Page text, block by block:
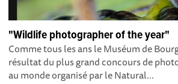
"Wildlife photographer of the year"
Comme tous les ans le Muséum de
résultat du plus grand concours de
au monde organisé par le Natural...